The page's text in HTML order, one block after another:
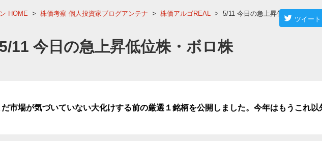
HOME > 株価考察 個人投資家ブログアンテナ > 株価アルゴREAL > 5/11 今日の急上昇低位株・ボ
ツイート
5/11 今日の急上昇低位株・ボロ株
だ市場が気づいていない大化けする前の厳選１銘柄を公開しました。今年はもうこれ以